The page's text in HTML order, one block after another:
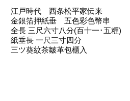
江戸時代 西条松平家伝来
金銀箔押紙垂 五色彩色幣串
全長 三尺六寸八分(百十一･五糎)
紙垂長 一尺三寸四分
三ツ葵紋茶皺革包櫃入